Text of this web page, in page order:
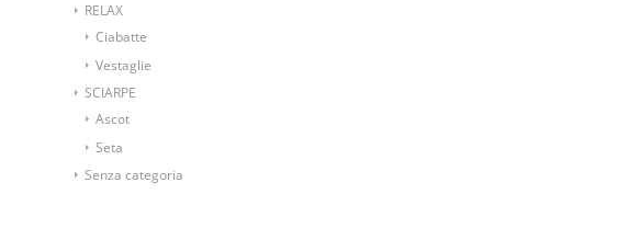
RELAX
Ciabatte
Vestaglie
SCIARPE
Ascot
Seta
Senza categoria